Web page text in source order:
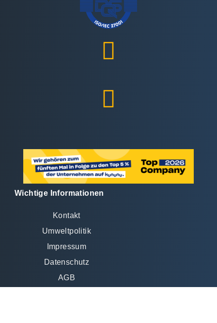
Wichtige Informationen
Kontakt
Umweltpolitik
Impressum
Datenschutz
AGB